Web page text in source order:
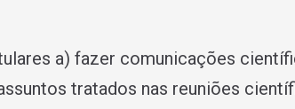
a) fazer comunicações
tratados nas reuniões